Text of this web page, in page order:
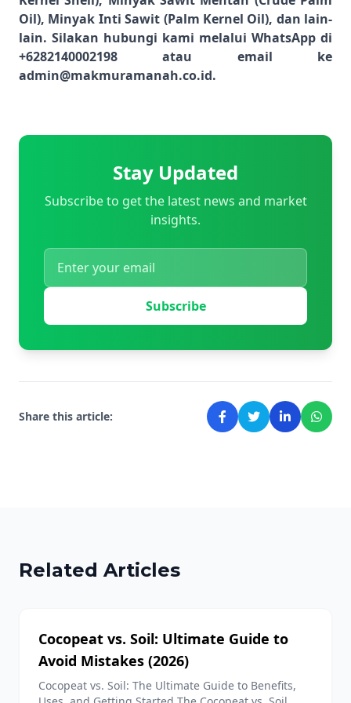
Oil), Minyak Inti Sawit (Palm Kernel Oil), dan lain-
lain. Silakan hubungi kami melalui WhatsApp di
+6282140002198 atau email ke
admin@makmuramanah.co.id.
Stay Updated
Subscribe to get the latest news and market
insights.
Subscribe
Share this article:
Related Articles
Cocopeat vs. Soil: Ultimate Guide to
Avoid Mistakes (2026)
Cocopeat vs. Soil: The Ultimate Guide to Benefits,